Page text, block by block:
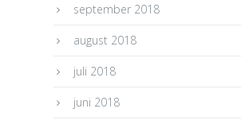
september 2018
august 2018
juli 2018
juni 2018